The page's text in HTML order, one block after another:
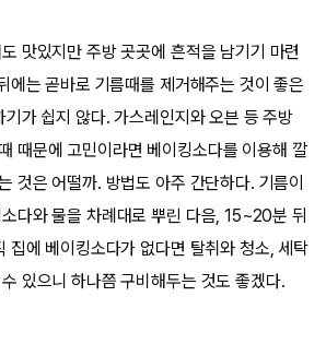
맛있지만 주방 곳곳에 흔적을 남기기 마련
에는 곧바로 기름때를 제거해주는 것이 좋은
기가 쉽지 않다. 가스레인지와 오븐 등 주방
때문에 고민이라면 베이킹소다를 이용해 깔
것은 어떨까. 방법도 아주 간단하다. 기름이
다와 물을 차례대로 뿌린 다음, 15~20분 뒤
집에 베이킹소다가 없다면 탈취와 청소, 세탁
있으니 하나쯤 구비해두는 것도 좋겠다.